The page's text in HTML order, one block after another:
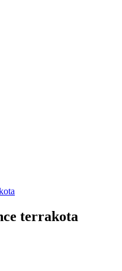
terrakota